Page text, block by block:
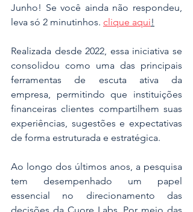
Junho! Se você ainda não respondeu,
leva só 2 minutinhos. clique aqui!
Realizada desde 2022, essa iniciativa se
consolidou como uma das principais
ferramentas de escuta ativa da
empresa, permitindo que instituições
financeiras clientes compartilhem suas
experiências, sugestões e expectativas
de forma estruturada e estratégica.
Ao longo dos últimos anos, a pesquisa
tem desempenhado um papel
essencial no direcionamento das